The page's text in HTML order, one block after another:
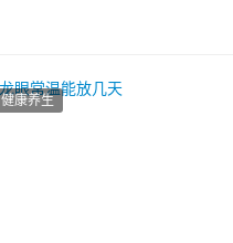
健康养生